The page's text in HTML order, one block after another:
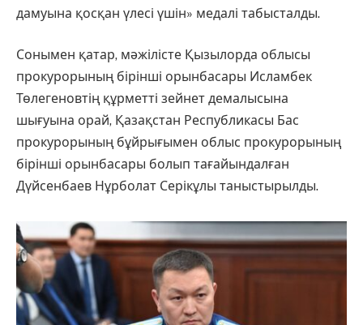
дамуына қосқан үлесі үшін» медалі табысталды.
Сонымен қатар, мәжілісте Қызылорда облысы
прокурорының бірінші орынбасары Исламбек
Төлегеновтің құрметті зейнет демалысына
шығуына орай, Қазақстан Республикасы Бас
прокурорының бұйрығымен облыс прокурорының
бірінші орынбасары болып тағайындалған
Дүйсенбаев Нұрболат Серікұлы таныстырылды.